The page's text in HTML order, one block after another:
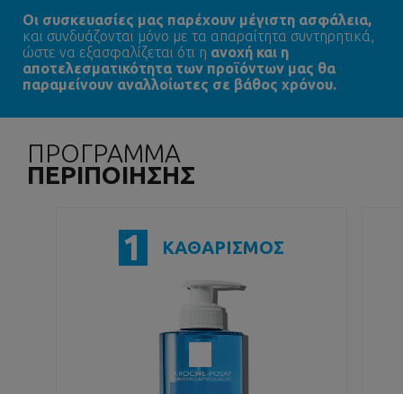
Oι συσκευασίες μας παρέχουν μέγιστη ασφάλεια,
και συνδυάζονται μόνο με τα απαραίτητα συντηρητικά,
ώστε να εξασφαλίζεται ότι η ανοχή και η
αποτελεσματικότητα των προϊόντων μας θα
παραμείνουν αναλλοίωτες σε βάθος χρόνου.
ΠΡΟΓΡΑΜΜΑ
ΠΕΡΙΠΟΙΗΣΗΣ
1 ΚΑΘΑΡΙΣΜΟΣ